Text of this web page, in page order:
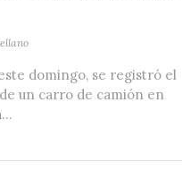
domingo, se registró el
un carro de camión en